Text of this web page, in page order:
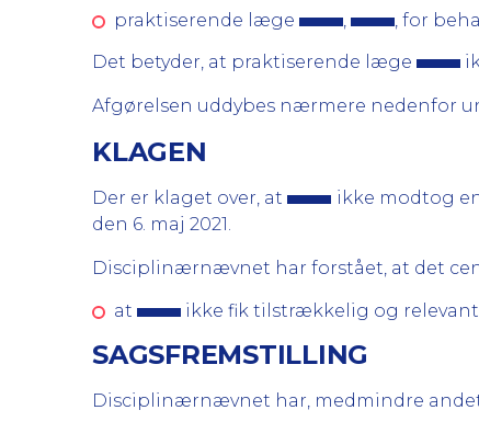
praktiserende læge ,
, for
Det betyder, at praktiserende læge
Afgørelsen uddybes nærmere nedenfor
KLAGEN
Der er klaget over, at ikke modtog
den 6. maj 2021.
Disciplinærnævnet har forstået, at det
at ikke fik tilstrækkelig og
SAGSFREMSTILLING
Disciplinærnævnet har, medmindre